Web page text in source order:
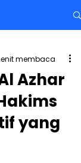
Azhar
yang
membaca